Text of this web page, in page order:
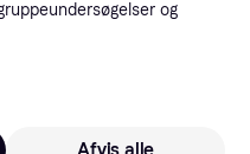
og